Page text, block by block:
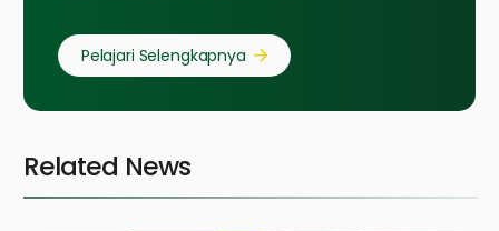
Pelajari Selengkapnya
Related News